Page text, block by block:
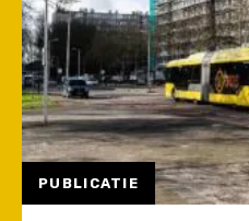
PUBLICATIE